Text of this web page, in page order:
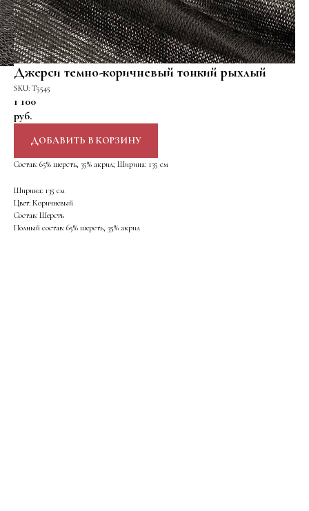
Джерси темно-коричневый тонкий рыхлый
SKU: Т5545
1 100
руб.
ДОБАВИТЬ В КОРЗИНУ
Состав: 65% шерсть, 35% акрил; Ширина: 135 см
Ширина: 135 см
Цвет: Коричневый
Состав: Шерсть
Полный состав: 65% шерсть, 35% акрил